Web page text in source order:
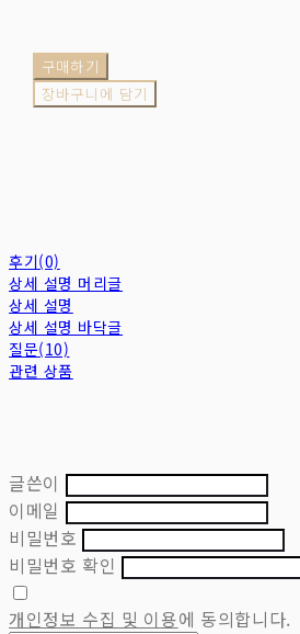
구매하기
장바구니에 담기
후기(0)
상세 설명 머리글
상세 설명
상세 설명 바닥글
질문(10)
관련 상품
글쓴이
이메일
비밀번호
비밀번호 확인
개인정보 수집 및 이용에 동의합니다.